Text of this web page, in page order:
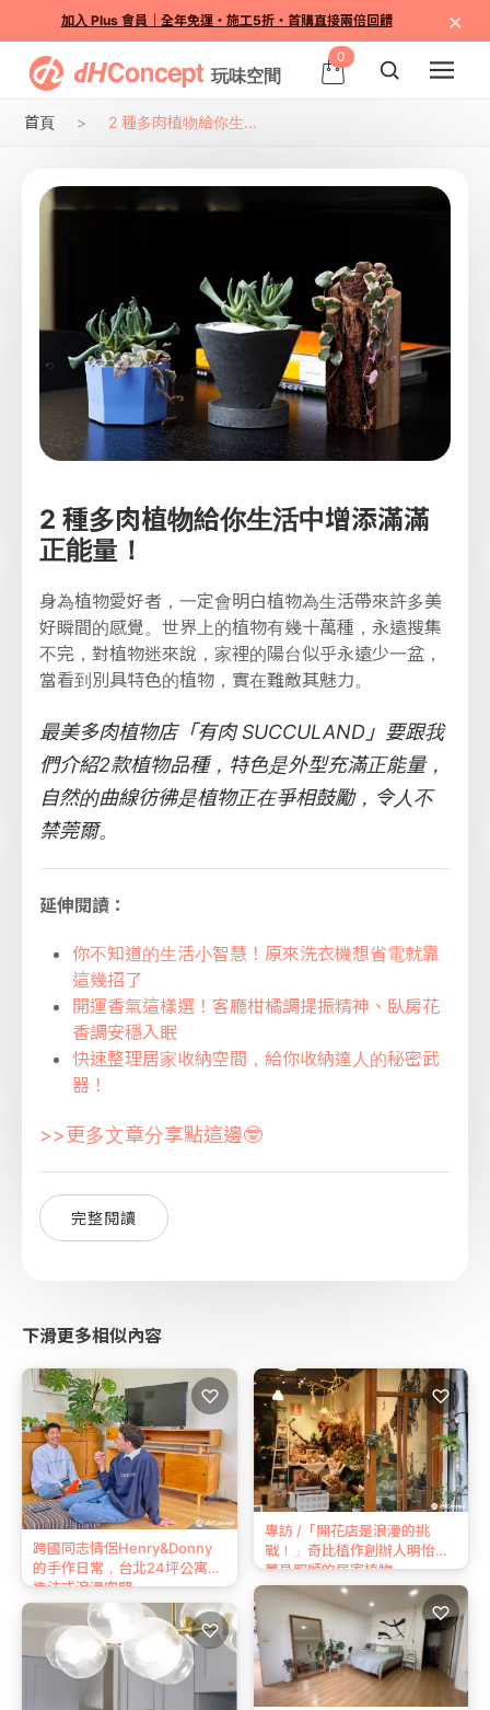
加入 Plus 會員｜全年免運・施工5折・首購直接兩倍回饋 ×
0
首頁 2 種多肉植物給你生...
2 種多肉植物給你生活中增添滿滿
正能量！
身為植物愛好者，一定會明白植物為生活帶來許多美
好瞬間的感覺。世界上的植物有幾十萬種，永遠搜集
不完，對植物迷來說，家裡的陽台似乎永遠少一盆，
當看到別具特色的植物，實在難敵其魅力。
最美多肉植物店「有肉 SUCCULAND」要跟我
們介紹2款植物品種，特色是外型充滿正能量，
自然的曲線彷彿是植物正在爭相鼓勵，令人不
禁莞爾。
延伸閱讀：
你不知道的生活小智慧！原來洗衣機想省電就靠
這幾招了
開運香氣這樣選！客廳柑橘調提振精神、臥房花
香調安穩入眠
快速整理居家收納空間，給你收納達人的秘密武
器！
>>更多文章分享點這邊🤓
完整閱讀
下滑更多相似內容
跨國同志情侶Henry&Donny
的手作日常，台北24坪公寓打
造法式浪漫空間
♡
專訪 /「開花店是浪漫的挑
戰！」奇比植作創辦人明怡推
薦易照顧的居家植物
♡
♡
♡